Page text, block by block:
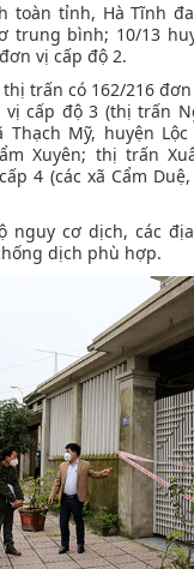
toàn tỉnh, Hà Tĩnh
trung bình; 10/13
vị cấp độ 2.
trấn có 162/216
cấp độ 3 (thị trấn
Thạch Mỹ, huyện
Xuyên; thị trấn
4 (các xã Cẩm
nguy cơ dịch, các
dịch phù hợp.